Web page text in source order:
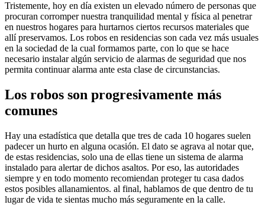
Tristemente, hoy en día existen un elevado número de personas que
procuran corromper nuestra tranquilidad mental y física al penetrar
en nuestros hogares para hurtarnos ciertos recursos materiales que
allí preservamos. Los robos en residencias son cada vez más usuales
en la sociedad de la cual formamos parte, con lo que se hace
necesario instalar algún servicio de alarmas de seguridad que nos
permita continuar alarma ante esta clase de circunstancias.
Los robos son progresivamente más
comunes
Hay una estadística que detalla que tres de cada 10 hogares suelen
padecer un hurto en alguna ocasión. El dato se agrava al notar que,
de estas residencias, solo una de ellas tiene un sistema de alarma
instalado para alertar de dichos asaltos. Por eso, las autoridades
siempre y en todo momento recomiendan proteger tu casa dados
estos posibles allanamientos. al final, hablamos de que dentro de tu
lugar de vida te sientas mucho más seguramente en la calle.